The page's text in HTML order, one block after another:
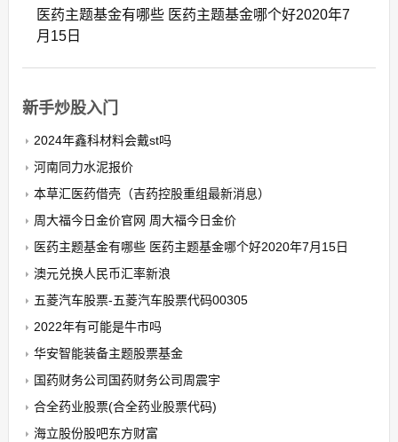
医药主题基金有哪些 医药主题基金哪个好2020年7
月15日
新手炒股入门
2024年鑫科材料会戴st吗
河南同力水泥报价
本草汇医药借壳（吉药控股重组最新消息）
周大福今日金价官网 周大福今日金价
医药主题基金有哪些 医药主题基金哪个好2020年7月15日
澳元兑换人民币汇率新浪
五菱汽车股票-五菱汽车股票代码00305
2022年有可能是牛市吗
华安智能装备主题股票基金
国药财务公司国药财务公司周震宇
合全药业股票(合全药业股票代码)
海立股份股吧东方财富